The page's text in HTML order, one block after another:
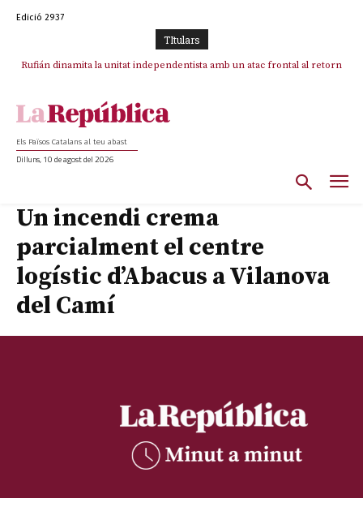
Edició 2937
TItulars
Rufián dinamita la unitat independentista amb un atac frontal al retorn
Els Països Catalans al teu abast
Dilluns, 10 de agost del 2026
Un incendi crema
parcialment el centre
logístic d’Abacus a Vilanova
del Camí